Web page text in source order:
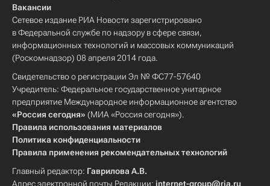
Вакансии
Сетевое издание РИА Новости зарегистрировано
в Федеральной службе по надзору в сфере связи,
информационных технологий и массовых коммуникаций
(Роскомнадзор) 08 апреля 2014 года.
Свидетельство о регистрации Эл № ФС77-57640
Учредитель: Федеральное государственное унитарное
предприятие Международное информационное агентство
«Россия сегодня» (МИА «Россия сегодня»).
Правила использования материалов
Политика конфиденциальности
Правила применения рекомендательных технологий
Главный редактор: Гаврилова А.В.
Адрес электронной почты Редакции: internet-group@ria.ru